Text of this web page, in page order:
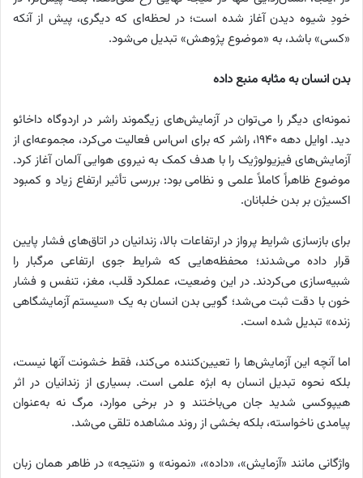
خودِ شیوه دیدن آغاز شده است؛ در لحظه‌ای که دیگری، پیش از آنکه
«کسی» باشد، به «موضوع پژوهش» تبدیل می‌شود.
بدن انسان به مثابه منبع داده
نمونه‌ای دیگر را می‌توان در آزمایش‌های زیگموند راشر در اردوگاه داخائو
دید. اوایل دهه ۱۹۴۰، راشر که برای اس‌اس فعالیت می‌کرد، مجموعه‌ای از
آزمایش‌های فیزیولوژیک را با هدف کمک به نیروی هوایی آلمان آغاز کرد.
موضوع ظاهراً کاملاً علمی و نظامی بود: بررسی تأثیر ارتفاع زیاد و کمبود
اکسیژن بر بدن خلبانان.
برای بازسازی شرایط پرواز در ارتفاعات بالا، زندانیان در اتاق‌های فشار پایین
قرار داده می‌شدند؛ محفظه‌هایی که شرایط جوی ارتفاعی مرگبار را
شبیه‌سازی می‌کردند. در این وضعیت، عملکرد قلب، مغز، تنفس و فشار
خون با دقت ثبت می‌شد؛ گویی بدن انسان به یک «سیستم آزمایشگاهی
زنده» تبدیل شده است.
اما آنچه این آزمایش‌ها را تعیین‌کننده می‌کند، فقط خشونت آنها نیست،
بلکه نحوه تبدیل انسان به ابژه علمی است. بسیاری از زندانیان در اثر
هیپوکسی شدید جان می‌باختند و در برخی موارد، مرگ نه به‌عنوان
پیامدی ناخواسته، بلکه بخشی از روند مشاهده تلقی می‌شد.
واژگانی مانند «آزمایش»، «داده»، «نمونه» و «نتیجه» در ظاهر همان زبان